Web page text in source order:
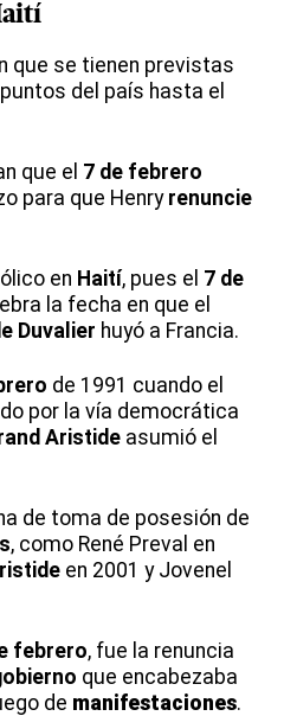
que se tienen previstas
del país hasta el
que el 7 de febrero
para que Henry renuncie
en Haití, pues el 7 de
la fecha en que el
Duvalier huyó a Francia.
de 1991 cuando el
por la vía democrática
Aristide asumió el
de toma de posesión de
, como René Preval en
en 2001 y Jovenel
febrero, fue la renuncia
que encabezaba
de manifestaciones.